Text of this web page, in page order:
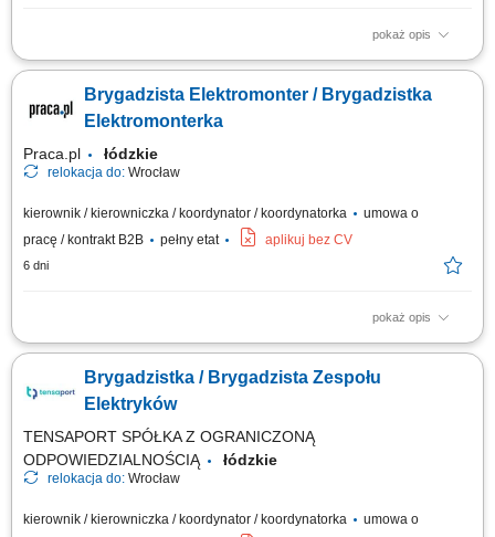
pokaż opis
Zakres obowiązków: Organizowanie i koordynowanie pracy ekipy
kierownikiem budowy (Bauleiterem). Nadzór nad jakością, terminowością
oraz prawidłowym wykonaniem prac montażowych. Wsparcie zespołu
Brygadzista Elektromonter / Brygadzistka
Elektromonterka
Praca.pl łódzkie
relokacja do: Wrocław
kierownik / kierowniczka / koordynator / koordynatorka
umowa o
pracę / kontrakt B2B
pełny etat aplikuj bez CV
6 dni
pokaż opis
Opis stanowiska: Organizacja, koordynacja i nadzór nad pracą brygady
eksploatacyjnych i serwisowych w Polsce i za granicą; Zarządzanie
zespołem i podział zadań w brygadzie; Nadzór nad realizacją prac
Brygadzistka / Brygadzista Zespołu
Elektryków
TENSAPORT SPÓŁKA Z OGRANICZONĄ
ODPOWIEDZIALNOŚCIĄ
łódzkie
relokacja do: Wrocław
kierownik / kierowniczka / koordynator / koordynatorka
umowa o